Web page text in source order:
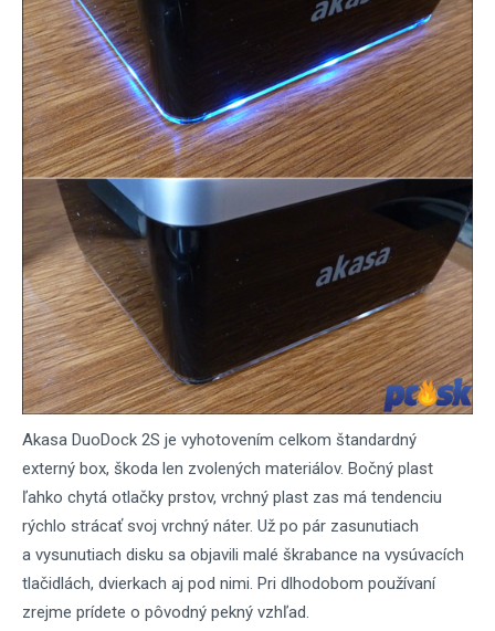
Akasa DuoDock 2S je vyhotovením celkom štandardný
externý box, škoda len zvolených materiálov. Bočný plast
ľahko chytá otlačky prstov, vrchný plast zas má tendenciu
rýchlo strácať svoj vrchný náter. Už po pár zasunutiach
a vysunutiach disku sa objavili malé škrabance na vysúvacích
tlačidlách, dvierkach aj pod nimi. Pri dlhodobom používaní
zrejme prídete o pôvodný pekný vzhľad.